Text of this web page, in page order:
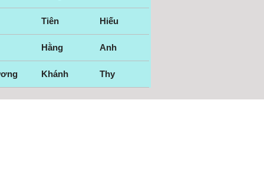
Tiên Hiếu
Hằng Anh
Khánh Thy